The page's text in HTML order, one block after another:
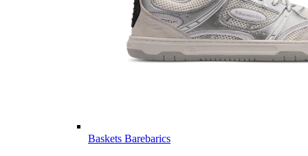
Baskets Barebarics